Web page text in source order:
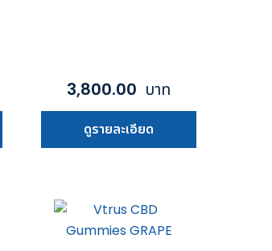
3,800.00 บาท
ดูรายละเอียด